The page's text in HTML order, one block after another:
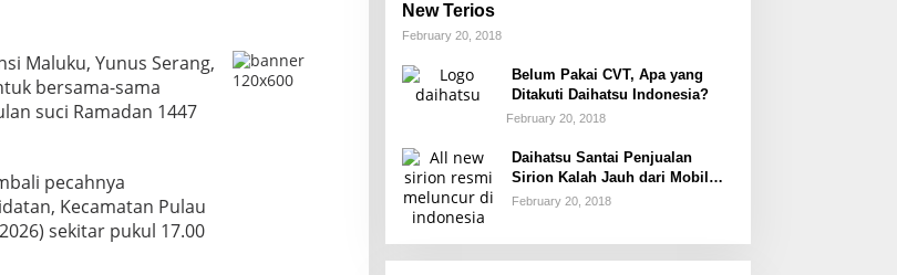
Maluku, Yunus Serang,
bersama-sama
suci Ramadan 1447
pecahnya
Kecamatan Pulau
sekitar pukul 17.00
New Terios
February 20, 2018
Belum Pakai CVT, Apa yang
Ditakuti Daihatsu Indonesia?
February 20, 2018
Daihatsu Santai Penjualan
Sirion Kalah Jauh dari Mobil
LCGC
February 20, 2018